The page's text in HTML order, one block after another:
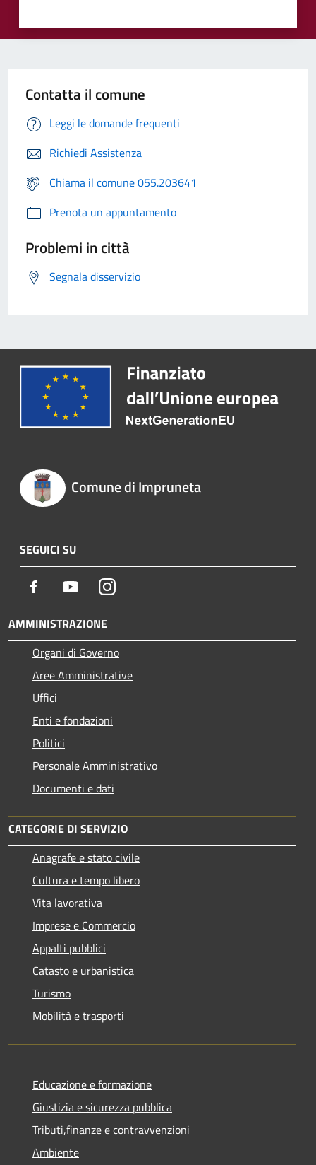
Contatta il comune
Leggi le domande frequenti
Richiedi Assistenza
Chiama il comune 055.203641
Prenota un appuntamento
Problemi in città
Segnala disservizio
Comune di Impruneta
SEGUICI SU
Facebook YoutubeInstagram
AMMINISTRAZIONE
Organi di Governo
Aree Amministrative
Uffici
Enti e fondazioni
Politici
Personale Amministrativo
Documenti e dati
CATEGORIE DI SERVIZIO
Anagrafe e stato civile
Cultura e tempo libero
Vita lavorativa
Imprese e Commercio
Appalti pubblici
Catasto e urbanistica
Turismo
Mobilità e trasporti
Educazione e formazione
Giustizia e sicurezza pubblica
Tributi,finanze e contravvenzioni
Ambiente